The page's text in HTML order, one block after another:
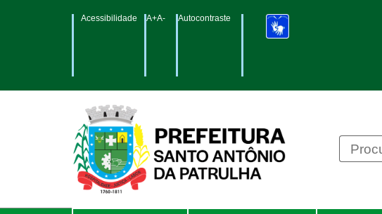
Acessibilidade A+A- Autocontraste